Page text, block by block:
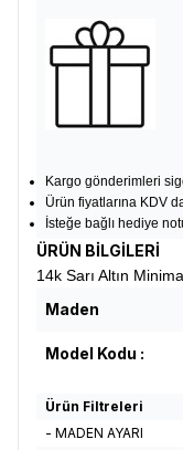
Kargo gönderimleri
Ürün fiyatlarına KDV
İsteğe bağlı hediye
ÜRÜN BİLGİLERİ
14k Sarı Altın
Maden
Model Kodu :
Ürün Filtreleri
- MADEN AYARI